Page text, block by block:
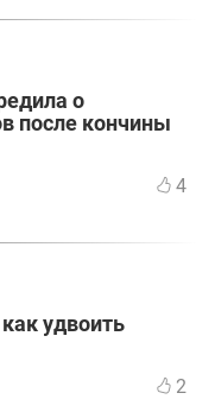
о
после кончины
4
удвоить
2